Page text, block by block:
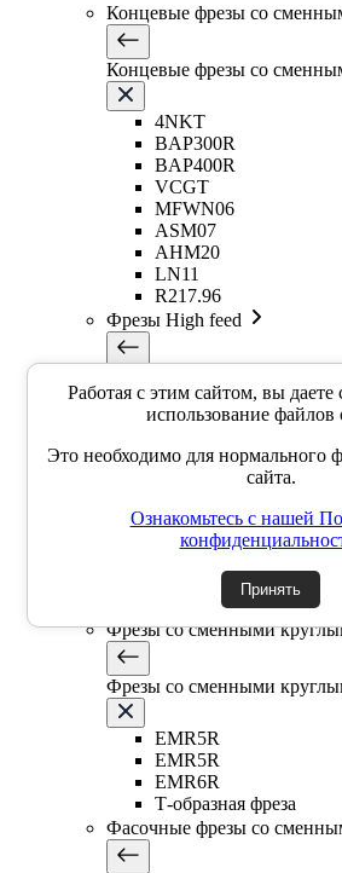
Концевые фрезы со
Концевые фрезы со
4NKT
BAP300R
BAP400R
VCGT
MFWN06
ASM07
AHM20
LN11
R217.96
Фрезы High feed
Торцевые насадные
Концевые фрезы High
Сферические фрезы со
Сферические фрезы со
ABPF (сферическая)
BNM (сферическая)
Фрезы со сменными
Фрезы со сменными
EMR5R
EMR5R
EMR6R
Т-образная фреза
Фасочные фрезы со
Работая с этим сайтом, вы даете
использование файлов
Это необходимо для нормального
сайта.
Ознакомьтесь с нашей
Принять